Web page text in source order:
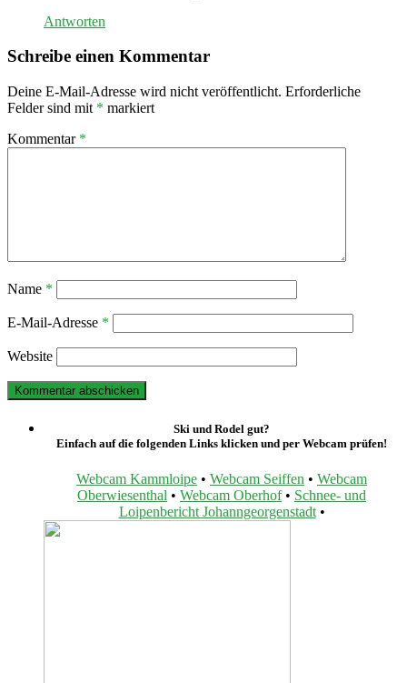
Antworten
Schreibe einen Kommentar
Deine E-Mail-Adresse wird nicht veröffentlicht. Erforderliche
Felder sind mit * markiert
Kommentar *
Name *
E-Mail-Adresse *
Website
Ski und Rodel gut?
Einfach auf die folgenden Links klicken und per Webcam prüfen!
Webcam Kammloipe • Webcam Seiffen • Webcam
Oberwiesenthal • Webcam Oberhof• Schnee- und
Loipenbericht Johanngeorgenstadt•